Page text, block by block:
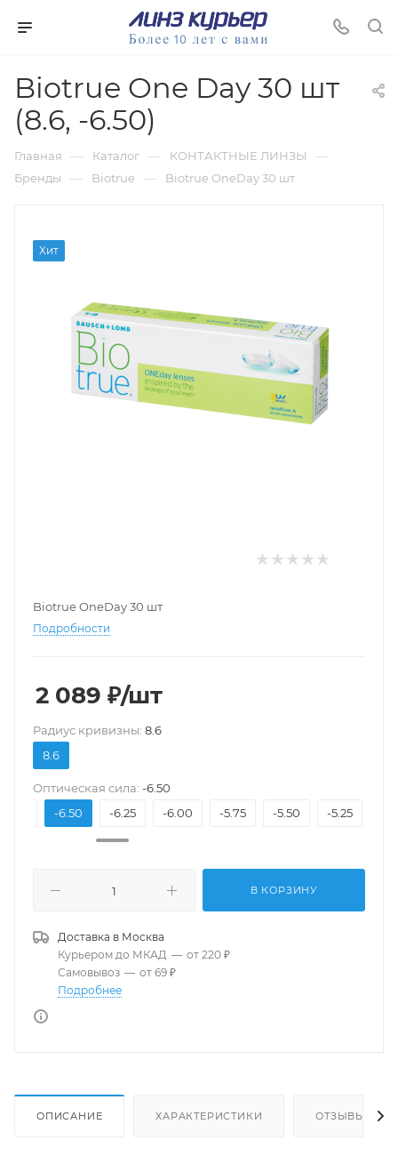
Biotrue One Day 30 шт
(8.6, -6.50)
Главная — Каталог — КОНТАКТНЫЕ ЛИНЗЫ —
Бренды — Biotrue — Biotrue OneDay 30 шт
Хит
Biotrue OneDay 30 шт
Подробности
2 089 ₽/шт
Pадиус кривизны: 8.6
8.6
Оптическая сила: -6.50
-6.50 -6.25 -6.00 -5.75 -5.50 -5.25
В КОРЗИНУ
Доставка в Москва
Курьером до МКАД — от 220 ₽
Самовывоз — от 69 ₽
Подробнее
ОПИСАНИЕ ХАРАКТЕРИСТИКИ ОТЗЫВЫ